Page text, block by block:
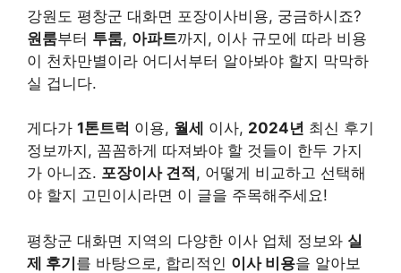
강원도 평창군 대화면 포장이사비용, 궁금하시죠?
원룸부터 투룸, 아파트까지, 이사 규모에 따라 비용
이 천차만별이라 어디서부터 알아봐야 할지 막막하
실 겁니다.
게다가 1톤트럭 이용, 월세 이사, 2024년 최신 후기
정보까지, 꼼꼼하게 따져봐야 할 것들이 한두 가지
가 아니죠. 포장이사 견적 , 어떻게 비교하고 선택해
야 할지 고민이시라면 이 글을 주목해주세요!
평창군 대화면 지역의 다양한 이사 업체 정보와 실
제 후기를 바탕으로, 합리적인 이사 비용을 알아보